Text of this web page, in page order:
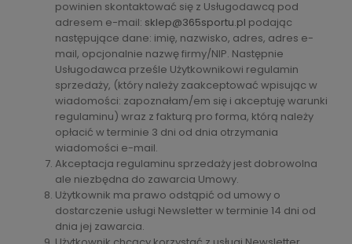
powinien skontaktować się z Usługodawcą pod
adresem e-mail: sklep@365sportu.pl podając
następujące dane: imię, nazwisko, adres, adres e-
mail, opcjonalnie nazwę firmy/NIP. Następnie
Usługodawca prześle Użytkownikowi regulamin
sprzedaży, (który należy zaakceptować wpisując w
wiadomości: zapoznałam/em się i akceptuję warunki
regulaminu) wraz z fakturą pro forma, którą należy
opłacić w terminie 3 dni od dnia otrzymania
wiadomości e-mail.
Akceptacja regulaminu sprzedaży jest dobrowolna
ale niezbędna do zawarcia Umowy.
Użytkownik ma prawo odstąpić od umowy o
dostarczenie usługi Newsletter w terminie 14 dni od
dnia jej zawarcia.